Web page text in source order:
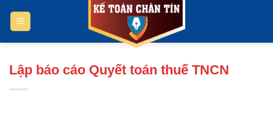
Lập báo cáo Quyết toán thuế TNCN